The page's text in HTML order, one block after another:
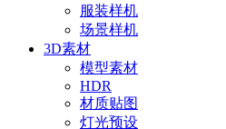
服装样机
场景样机
3D素材
模型素材
HDR
材质贴图
灯光预设